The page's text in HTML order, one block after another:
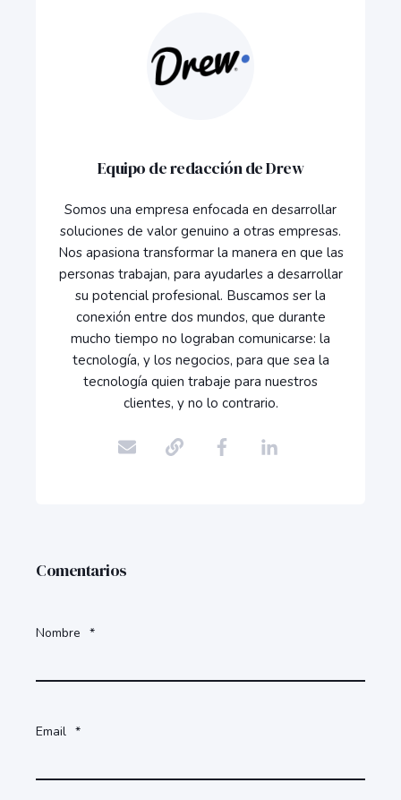
Equipo de redacción de Drew
Somos una empresa enfocada en desarrollar
soluciones de valor genuino a otras empresas.
Nos apasiona transformar la manera en que las
personas trabajan, para ayudarles a desarrollar
su potencial profesional. Buscamos ser la
conexión entre dos mundos, que durante
mucho tiempo no lograban comunicarse: la
tecnología, y los negocios, para que sea la
tecnología quien trabaje para nuestros
clientes, y no lo contrario.
Comentarios
Nombre *
Email *